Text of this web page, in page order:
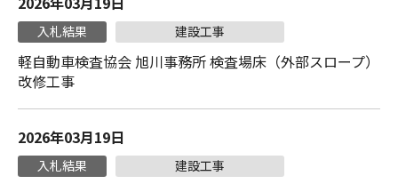
入札結果 建設工事
軽自動車検査協会 旭川事務所 検査場床（外部スロープ）
改修工事
2026年03月19日
入札結果 建設工事